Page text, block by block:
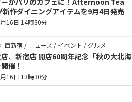
新作ダイニングアイテムを9月4日発売
16日 14時30分
西新宿 / ニュース / イベント / グルメ
、新宿店 開店60周年記念「秋の大北海
催！
16日 13時30分